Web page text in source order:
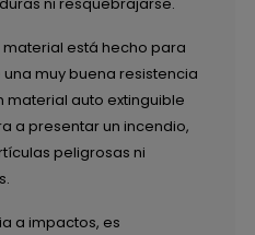
ni resquebrajarse.
está hecho para
muy buena resistencia
material auto extinguible
a presentar un incendio,
peligrosas ni
a impactos, es